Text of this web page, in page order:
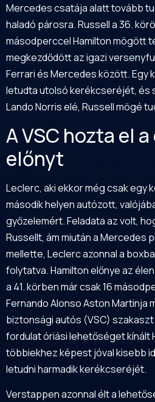
Mercedes csatája alatt tovább
haladó párosra. Russell a 36.
másodperccel Hamilton mögött
megkezdődött az igazi
Ferrari és Mercedes között. Egy
letudta utolsó kerékcseréjét, és
Lando Norris elé, Russell mögé
A VSC hozta el
előnyt
Leclerc, aki ekkor még csak egy
második helyen autózott,
győzelemért. Feladata az volt,
Russellt, ám miután a Mercedes
mellette, Leclerc azonnal a
folytatva. Hamilton előnye az
a 41. körben már csak 16
Fernando Alonso Aston Martinja
biztonsági autós (VSC) szakaszt
fordulat óriási lehetőséget kínált
többiekhez képest jóval kisebb
letudni harmadik kerékcseréjét.
Verstappen azonnal élt a